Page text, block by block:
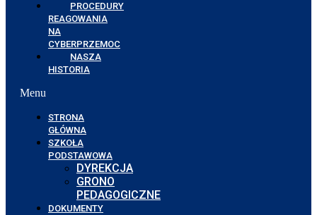
PROCEDURY
REAGOWANIA
NA
CYBERPRZEMOC
NASZA
HISTORIA
Menu
STRONA
GŁÓWNA
SZKOŁA
PODSTAWOWA
DYREKCJA
GRONO
PEDAGOGICZNE
DOKUMENTY